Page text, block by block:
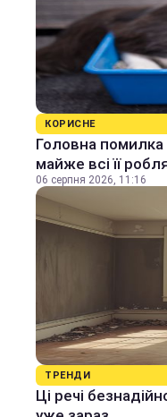
КОРИСНЕ
Головна помилка
майже всі її
06 серпня 2026, 11:16
ТРЕНДИ
Ці речі